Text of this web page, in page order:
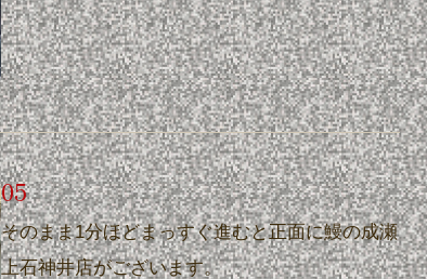
そのまま1分ほどまっすぐ進むと正面に鰻の成瀬
上石神井店がございます。